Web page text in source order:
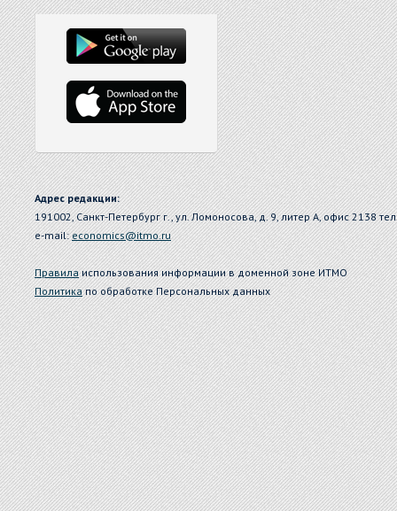
Адрес редакции:
191002, Санкт-Петербург г., ул. Ломоносова, д. 9, литер А, офис 2138
e-mail:economics@itmo.ru
Правилаиспользования информации в доменной зоне ИТМО
Политикапо обработке Персональных данных